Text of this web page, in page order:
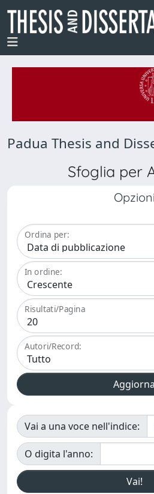
Padua Thesis and
Sfoglia per
Opzioni
Ordina per:
In ordine:
Risultati/Pagina
Autori/Record:
Vai a una voce nell'indice:
O digita l'anno: